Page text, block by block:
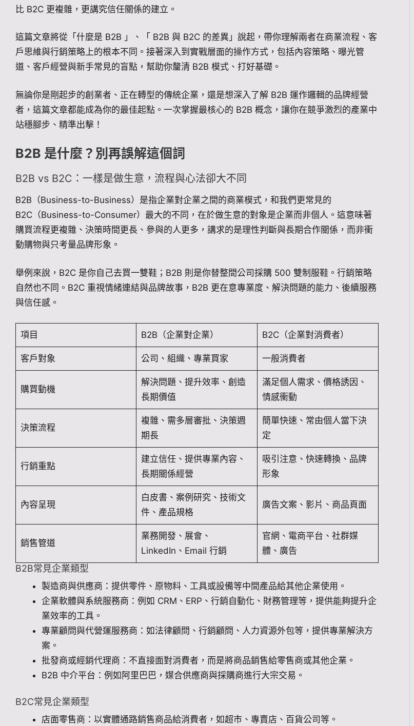
比 B2C 更複雜，更講究信任關係的建立。
這篇文章將從「什麼是 B2B 」、「 B2B 與 B2C 的差異」說起，帶你理解兩者在商業流程、客
戶思維與行銷策略上的根本不同。接著深入到實戰層面的操作方式，包括內容策略、曝光管
道、客戶經營與新手常見的盲點，幫助你釐清 B2B 模式、打好基礎。
無論你是剛起步的創業者、正在轉型的傳統企業，還是想深入了解 B2B 運作邏輯的品牌經營
者，這篇文章都能成為你的最佳起點。一次掌握最核心的 B2B 概念，讓你在競爭激烈的產業中
站穩腳步、精準出擊！
B2B 是什麼？別再誤解這個詞
B2B vs B2C：一樣是做生意，流程與心法卻大不同
B2B（Business-to-Business）是指企業對企業之間的商業模式，和我們更常見的
B2C（Business-to-Consumer）最大的不同，在於做生意的對象是企業而非個人。這意味著
購買流程更複雜、決策時間更長、參與的人更多，講求的是理性判斷與長期合作關係，而非衝
動購物與只考量品牌形象。
舉例來說，B2C 是你自己去買一雙鞋；B2B 則是你替整間公司採購 500 雙制服鞋。行銷策略
自然也不同。B2C 重視情緒連結與品牌故事，B2B 更在意專業度、解決問題的能力、後續服務
與信任感。
項目 B2B（企業對企業） B2C（企業對消費者）
客戶對象 公司、組織、專業買家 一般消費者
購買動機
解決問題、提升效率、創造
長期價值
滿足個人需求、價格誘因、
情感衝動
決策流程
複雜、需多層審批、決策週
期長
簡單快速、常由個人當下決
定
行銷重點
建立信任、提供專業內容、
長期關係經營
吸引注意、快速轉換、品牌
形象
內容呈現
白皮書、案例研究、技術文
件、產品規格
廣告文案、影片、商品頁面
銷售管道
業務開發、展會、
LinkedIn、Email 行銷
官網、電商平台、社群媒
體、廣告
B2B常見企業類型
製造商與供應商：提供零件、原物料、工具或設備等中間產品給其他企業使用。
企業軟體與系統服務商：例如 CRM、ERP、行銷自動化、財務管理等，提供能夠提升企
業效率的工具。
專業顧問與代營運服務商：如法律顧問、行銷顧問、人力資源外包等，提供專業解決方
案。
批發商或經銷代理商：不直接面對消費者，而是將商品銷售給零售商或其他企業。
B2B 中介平台：例如阿里巴巴，媒合供應商與採購商進行大宗交易。
B2C常見企業類型
店面零售商：以實體通路銷售商品給消費者，如超市、專賣店、百貨公司等。